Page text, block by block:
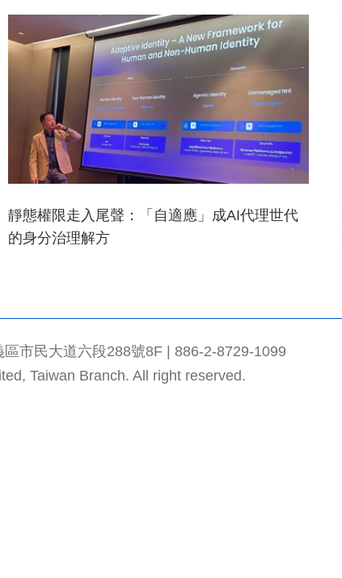
靜態權限走入尾聲：「自適應」成AI代理世代
的身分治理解方
市民大道六段288號8F | 886-2-8729-1099
Taiwan Branch. All right reserved.